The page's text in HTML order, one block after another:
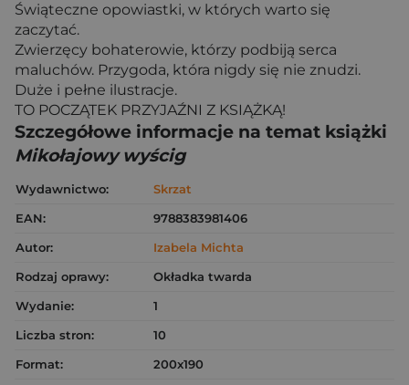
Świąteczne opowiastki, w których warto się
zaczytać.
Zwierzęcy bohaterowie, którzy podbiją serca
maluchów. Przygoda, która nigdy się nie znudzi.
Duże i pełne ilustracje.
TO POCZĄTEK PRZYJAŹNI Z KSIĄŻKĄ!
Szczegółowe informacje na temat książki
Mikołajowy wyścig
Wydawnictwo:
Skrzat
EAN:
9788383981406
Autor:
Izabela Michta
Rodzaj oprawy:
Okładka twarda
Wydanie:
1
Liczba stron:
10
Format:
200x190